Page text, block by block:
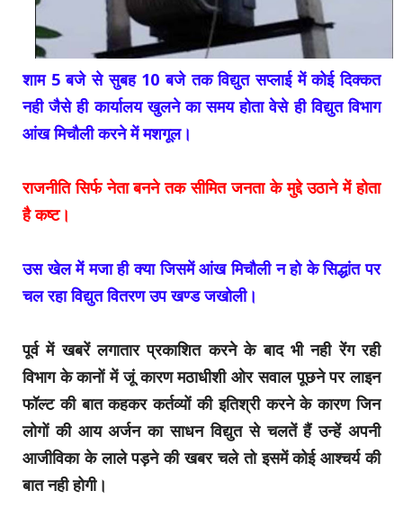
शाम 5 बजे से सुबह 10 बजे तक विद्युत सप्लाई में कोई दिक्कत
नही जैसे ही कार्यालय खुलने का समय होता वेसे ही विद्युत विभाग
आंख मिचौली करने में मशगूल।
राजनीति सिर्फ नेता बनने तक सीमित जनता के मुद्दे उठाने में होता
है कष्ट।
उस खेल में मजा ही क्या जिसमें आंख मिचौली न हो के सिद्धांत पर
चल रहा विद्युत वितरण उप खण्ड जखोली।
पूर्व में खबरें लगातार प्रकाशित करने के बाद भी नही रेंग रही
विभाग के कानों में जूं कारण मठाधीशी ओर सवाल पूछने पर लाइन
फॉल्ट की बात कहकर कर्तव्यों की इतिश्री करने के कारण जिन
लोगों की आय अर्जन का साधन विद्युत से चलतें हैं उन्हें अपनी
आजीविका के लाले पड़ने की खबर चले तो इसमें कोई आश्चर्य की
बात नही होगी।